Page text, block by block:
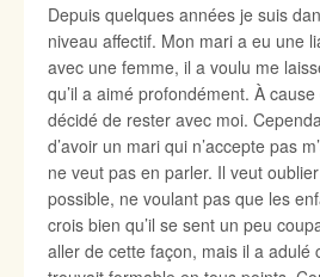
Depuis quelques années je suis
niveau affectif. Mon mari a eu une
avec une femme, il a voulu me
qu’il a aimé profondément. À
décidé de rester avec moi.
d’avoir un mari qui n’accepte pas
ne veut pas en parler. Il veut
possible, ne voulant pas que les
crois bien qu’il se sent un peu
aller de cette façon, mais il a adulé